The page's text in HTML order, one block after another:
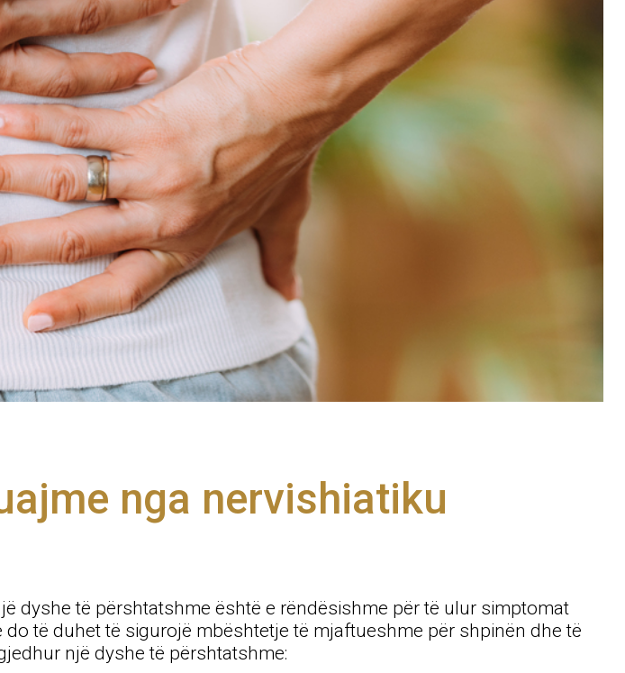
nga nervishiatiku
dyshe të përshtatshme është e rëndësishme për të ulur simptomat
të duhet të sigurojë mbështetje të mjaftueshme për shpinën dhe të
një dyshe të përshtatshme: